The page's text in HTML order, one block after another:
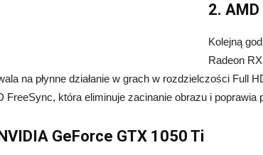
2.
Kolejną
Radeon
na płynne działanie w grach w rozdzielczości Full
FreeSync, która eliminuje zacinanie obrazu i poprawia
GeForce GTX 1050 Ti